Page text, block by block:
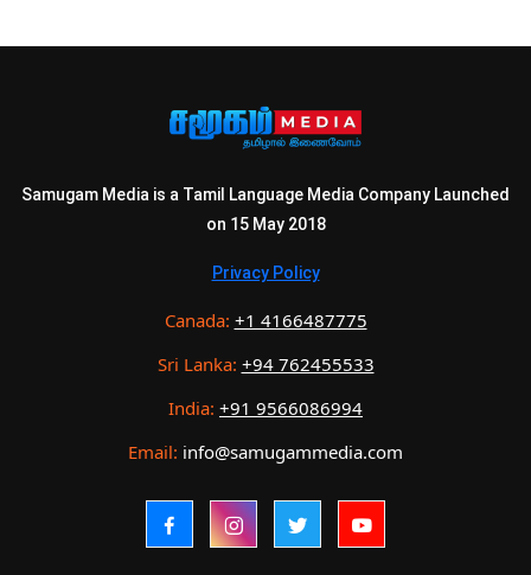
Samugam Media is a Tamil Language Media Company Launched
on 15 May 2018
Privacy Policy
Canada: +1 4166487775
Sri Lanka: +94 762455533
India: +91 9566086994
Email: info@samugammedia.com